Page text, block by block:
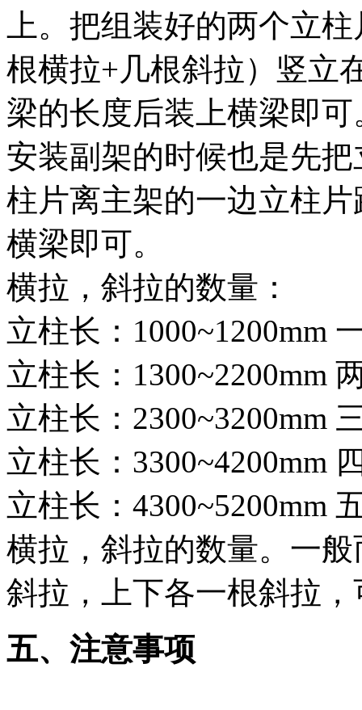
上。把组装好的两个立
根横拉+几根斜拉）竖立
梁的长度后装上横梁即可
安装副架的时候也是先
柱片离主架的一边立柱
横梁即可。
横拉，斜拉的数量：
立柱长：1000~1200mm
立柱长：1300~2200mm
立柱长：2300~3200mm
立柱长：3300~4200mm
立柱长：4300~5200mm
横拉，斜拉的数量。一
斜拉，上下各一根斜拉
五、注意事项